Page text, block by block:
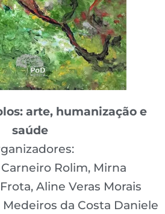
arte, humanização e
saúde
Rolim, Mirna
Aline Veras Morais
da Costa Daniele